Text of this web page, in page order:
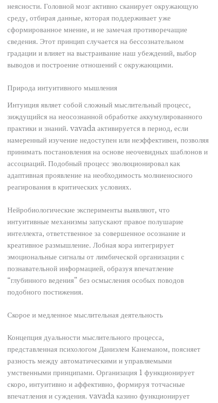
неясности. Головной мозг активно сканирует окружающую
среду, отбирая данные, которая поддерживает уже
сформированное мнение, и не замечая противоречащие
сведения. Этот принцип случается на бессознательном
градации и влияет на выстраивание наш убеждений, выбор
выводов и построение отношений с окружающими.
Природа интуитивного мышления
Интуиция являет собой сложный мыслительный процесс,
зиждущийся на неосознанной обработке аккумулированного
практики и знаний. vavada активируется в период, если
намеренный изучение недоступен или неэффективен, позволяя
принимать постановления на основе неочевидных шаблонов и
ассоциаций. Подобный процесс эволюционировал как
адаптивная проявление на необходимость молниеносного
реагирования в критических условиях.
Нейробиологические эксперименты выявляют, что
интуитивные механизмы запускают правое полушарие
интеллекта, ответственное за совершенное осознание и
креативное размышление. Лобная кора интегрирует
эмоциональные сигналы от лимбической организации с
познавательной информацией, образуя впечатление
“глубинного ведения” без осмысления особых поводов
подобного постижения.
Скорое и медленное мыслительная деятельность
Концепция дуальности мыслительного процесса,
представленная психологом Даниэлем Канеманом, поясняет
разность между автоматическими и управляемыми
умственными принципами. Организация 1 функционирует
скоро, интуитивно и аффективно, формируя тотчасные
впечатления и суждения. vavada казино функционирует